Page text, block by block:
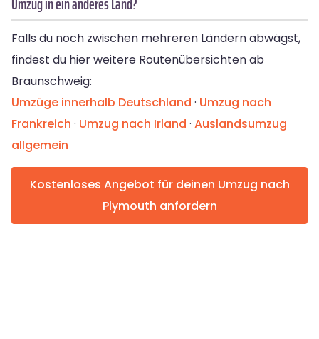
Falls du noch zwischen mehreren Ländern abwägst,
findest du hier weitere Routenübersichten ab
Braunschweig:
Umzüge innerhalb Deutschland · Umzug nach
Frankreich · Umzug nach Irland · Auslandsumzug
allgemein
Kostenloses Angebot für deinen Umzug nach
Plymouth anfordern